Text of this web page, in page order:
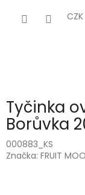
CZK
Tyčinka
Borůvka
000883_KS
Značka: FRUIT